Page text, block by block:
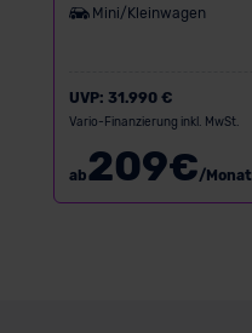
Mini/Kleinwagen
UVP: 31.990 €
Vario-Finanzierung inkl. MwSt.
ab209€/Monat